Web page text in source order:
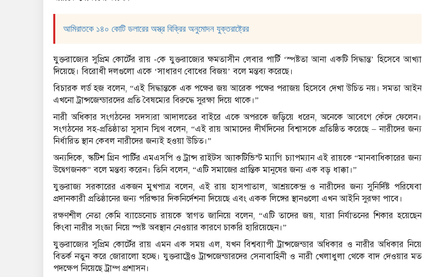
আমিরাতকে ১৪০ কোটি ডলারের অস্ত্র বিক্রির অনুমোদন যুক্তরাষ্ট্রের
যুক্তরাজ্যের সুপ্রিম কোর্টের রায় -কে যুক্তরাজ্যের ক্ষমতাসীন লেবার পার্টি ‘স্পষ্টতা আনা একটি সিদ্ধান্ত’ হিসেবে আখ্যা
দিয়েছে। বিরোধী দলগুলো একে ‘সাধারণ বোধের বিজয়’ বলে মন্তব্য করেছে।
বিচারক লর্ড হজ বলেন, “এই সিদ্ধান্তকে এক পক্ষের জয় আরেক পক্ষের পরাজয় হিসেবে দেখা উচিত নয়। সমতা আইন
এখনো ট্রান্সজেন্ডারদের প্রতি বৈষম্যের বিরুদ্ধে সুরক্ষা দিয়ে থাকে।”
নারী অধিকার সংগঠনের সদস্যরা আদালতের বাইরে একে অপরকে জড়িয়ে ধরেন, অনেকে আবেগে কেঁদে ফেলেন।
সংগঠনের সহ-প্রতিষ্ঠাতা সুসান স্মিথ বলেন, “এই রায় আমাদের দীর্ঘদিনের বিশ্বাসকে প্রতিষ্ঠিত করেছে – নারীদের জন্য
নির্ধারিত স্থান কেবল নারীদের জন্যই হওয়া উচিত।”
অন্যদিকে, স্কটিশ গ্রিন পার্টির এমএসপি ও ট্রান্স রাইটস অ্যাকটিভিস্ট ম্যাগি চ্যাপম্যান এই রায়কে “মানবাধিকারের জন্য
উদ্বেগজনক” বলে মন্তব্য করেন। তিনি বলেন, “এটি সমাজের প্রান্তিক মানুষের জন্য এক বড় ধাক্কা।”
যুক্তরাজ্য সরকারের একজন মুখপাত্র বলেন, এই রায় হাসপাতাল, আশ্রয়কেন্দ্র ও নারীদের জন্য সুনির্দিষ্ট পরিষেবা
প্রদানকারী প্রতিষ্ঠানের জন্য পরিষ্কার দিকনির্দেশনা দিয়েছে এবং একক লিঙ্গের স্থানগুলো এখন আইনি সুরক্ষা পাবে।
রক্ষণশীল নেতা কেমি ব্যাডেনোচ রায়কে স্বাগত জানিয়ে বলেন, “এটি তাদের জয়, যারা নির্যাতনের শিকার হয়েছেন
কিংবা নারীর সংজ্ঞা নিয়ে স্পষ্ট অবস্থান নেওয়ার কারণে চাকরি হারিয়েছেন।”
যুক্তরাজ্যের সুপ্রিম কোর্টের রায় এমন এক সময় এল, যখন বিশ্বব্যাপী ট্রান্সজেন্ডার অধিকার ও নারীর অধিকার নিয়ে
বিতর্ক নতুন করে জোরালো হচ্ছে। যুক্তরাষ্ট্রেও ট্রান্সজেন্ডারদের সেনাবাহিনী ও নারী খেলাধুলা থেকে বাদ দেওয়ার মত
পদক্ষেপ নিয়েছে ট্রাম্প প্রশাসন।